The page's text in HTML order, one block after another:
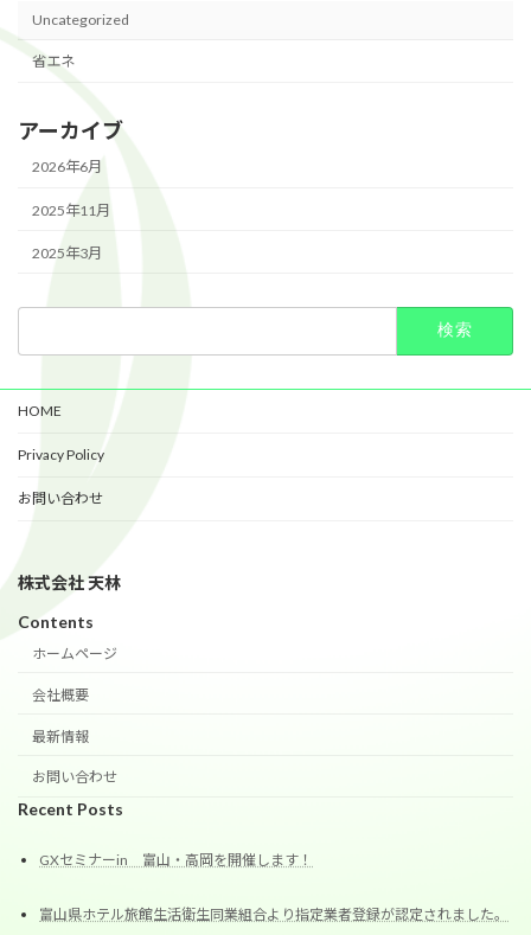
Uncategorized
省エネ
アーカイブ
2026年6月
2025年11月
2025年3月
HOME
Privacy Policy
お問い合わせ
株式会社 天林
Contents
ホームページ
会社概要
最新情報
お問い合わせ
Recent Posts
GXセミナーin 富山・高岡を開催します！
富山県ホテル旅館生活衛生同業組合より指定業者登録が認定されました。